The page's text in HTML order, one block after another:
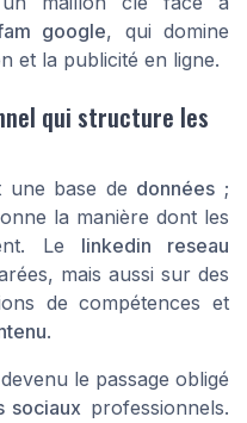
google, qui domine
et la publicité en ligne.
qui structure les
une base de données ;
la manière dont les
Le linkedin reseau
mais aussi sur des
de compétences et
.
le passage obligé
sociaux professionnels.